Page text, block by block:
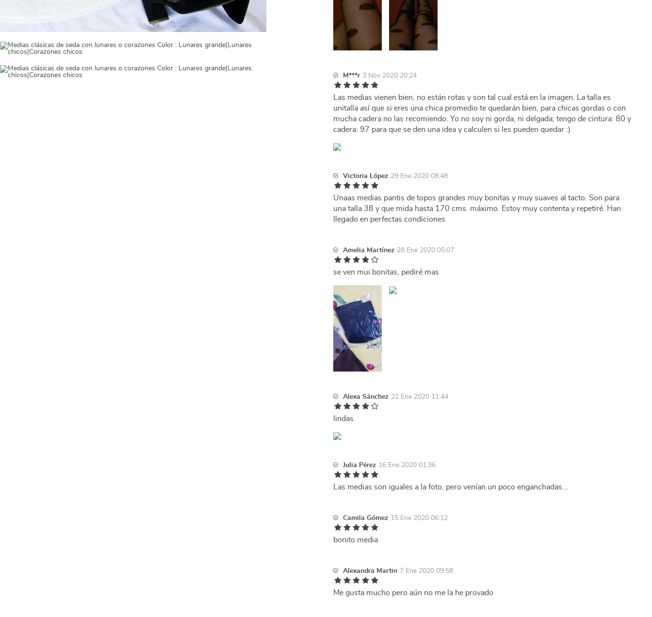
M***r 3 Nov 2020 20:24
Las medias vienen bien, no están rotas y son tal cual está en la imagen. La talla es
unitalla así que si eres una chica promedio te quedarán bien, para chicas gordas o con
mucha cadera no las recomiendo. Yo no soy ni gorda, ni delgada; tengo de cintura: 80 y
cadera: 97 para que se den una idea y calculen si les pueden quedar :)
Victoria López 29 Ene 2020 08:48
Unaas medias pantis de topos grandes muy bonitas y muy suaves al tacto. Son para
una talla 38 y que mida hasta 170 cms. máximo. Estoy muy contenta y repetiré. Han
llegado en perfectas condiciones
Amelia Martínez 28 Ene 2020 05:07
se ven mui bonitas, pediré mas
Alexa Sánchez 22 Ene 2020 11:44
lindas
Julia Pérez 16 Ene 2020 01:36
Las medias son iguales a la foto, pero venían un poco enganchadas...
Camila Gómez 15 Ene 2020 06:12
bonito media
Alexandra Martin 7 Ene 2020 09:58
Me gusta mucho pero aún no me la he provado